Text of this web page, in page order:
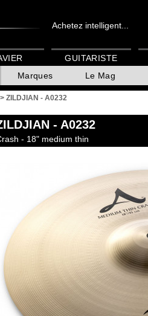
Achetez intelligent...
Marques Le Mag
GUITARISTE
> ZILDJIAN - A0232
- A0232
- 18" medium thin